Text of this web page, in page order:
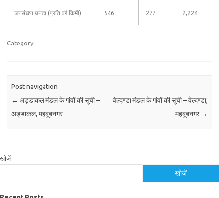
जनसंख्या घनत्व (प्रति वर्ग किमी) 546 277 2,224
Category:
Post navigation
← अड्डाकल मंडल के गांवों की सूची –
अड्डाकल, महबूबनगर
वेल्द्ण्डा मंडल के गांवों की सूची – वेल्द्ण्डा,
महबूबनगर →
खोजें
खोजें